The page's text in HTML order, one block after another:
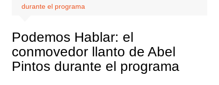
durante el programa
Podemos Hablar: el
conmovedor llanto de Abel
Pintos durante el programa